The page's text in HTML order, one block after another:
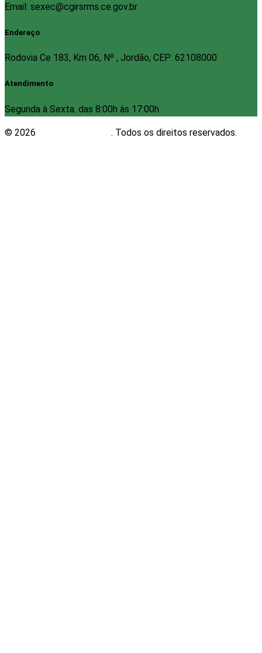
Email: sexec@cgirsrms.ce.gov.br
Endereço
Rodovia Ce 183, Km 06, Nº , Jordão, CEP: 62108000
Atendimento
Segunda à Sexta. das 8:00h às 17:00h
© 2026 . Todos os direitos reservados.